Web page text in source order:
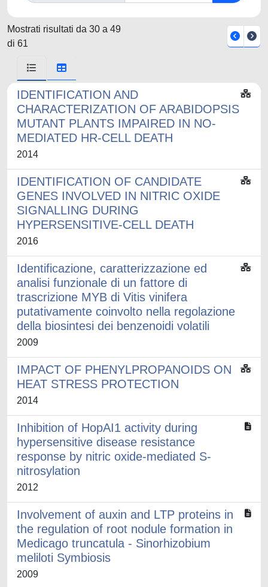
Mostrati risultati da 30 a 49
di 61
IDENTIFICATION AND
CHARACTERIZATION OF ARABIDOPSIS
MUTANT PLANTS IMPAIRED IN NO-
MEDIATED HR-CELL DEATH
2014
IDENTIFICATION OF CANDIDATE
GENES INVOLVED IN NITRIC OXIDE
SIGNALLING DURING
HYPERSENSITIVE-CELL DEATH
2016
Identificazione, caratterizzazione ed
analisi funzionale di un fattore di
trascrizione MYB di Vitis vinifera
putativamente coinvolto nella regolazione
della biosintesi dei benzenoidi volatili
2009
IMPACT OF PHENYLPROPANOIDS ON
HEAT STRESS PROTECTION
2014
Inhibition of HopAI1 activity during
hypersensitive disease resistance
response by nitric oxide-mediated S-
nitrosylation
2012
Involvement of auxin and LTP proteins in
the regulation of root nodule formation in
Medicago truncatula - Sinorhizobium
meliloti Symbiosis
2009